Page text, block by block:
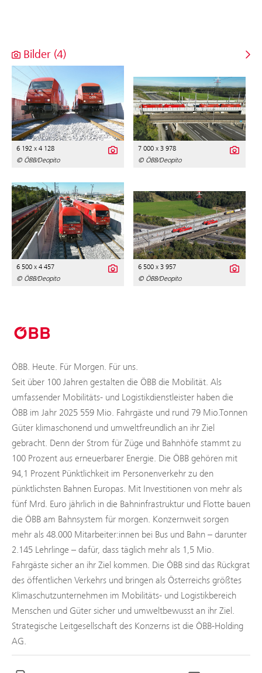
Bilder (4)
6 192 x 4 128
© ÖBB/Deopito
7 000 x 3 978
© ÖBB/Deopito
6 500 x 4 457
© ÖBB/Deopito
6 500 x 3 957
© ÖBB/Deopito
ÖBB. Heute. Für Morgen. Für uns.
Seit über 100 Jahren gestalten die ÖBB die Mobilität. Als
umfassender Mobilitäts- und Logistikdienstleister haben die
ÖBB im Jahr 2025 559 Mio. Fahrgäste und rund 79 Mio.Tonnen
Güter klimaschonend und umweltfreundlich an ihr Ziel
gebracht. Denn der Strom für Züge und Bahnhöfe stammt zu
100 Prozent aus erneuerbarer Energie. Die ÖBB gehören mit
94,1 Prozent Pünktlichkeit im Personenverkehr zu den
pünktlichsten Bahnen Europas. Mit Investitionen von mehr als
fünf Mrd. Euro jährlich in die Bahninfrastruktur und Flotte bauen
die ÖBB am Bahnsystem für morgen. Konzernweit sorgen
mehr als 48.000 Mitarbeiter:innen bei Bus und Bahn – darunter
2.145 Lehrlinge – dafür, dass täglich mehr als 1,5 Mio.
Fahrgäste sicher an ihr Ziel kommen. Die ÖBB sind das Rückgrat
des öffentlichen Verkehrs und bringen als Österreichs größtes
Klimaschutzunternehmen im Mobilitäts- und Logistikbereich
Menschen und Güter sicher und umweltbewusst an ihr Ziel.
Strategische Leitgesellschaft des Konzerns ist die ÖBB-Holding
AG.